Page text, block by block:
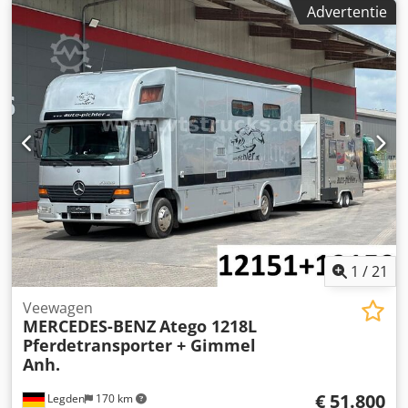
kleur:zilver, soort overbrenging:mechanisch
emissieklasse:
Euro 3, * 3 zitplaatsen * Handgeschakelde
versnellingsbak * Achteruitrijcamera * Zadelkamer *
Leefruimte * Toilet + douche * Kookplaat *
Blad-/luchtvering * Trekhaak * Ledig gewicht: 7.800 kg
Crodezml Dfspfx Aikof * APK: 06.2027 * Keuring: 12.2026 ---
--Intern voertuignummer: 12151----Fouten en
tussenverkoop voorbehouden
Advertentie
1 /21
Legden 170 km
Veewagen
MERCEDES-BENZAtego 1218L
Pferdetransporter + Gimmel
Anh.
€ 51.800